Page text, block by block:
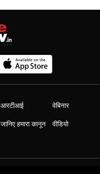
आरटीआई
जानिए हमारा कानून
वेबिनार
वीडियो